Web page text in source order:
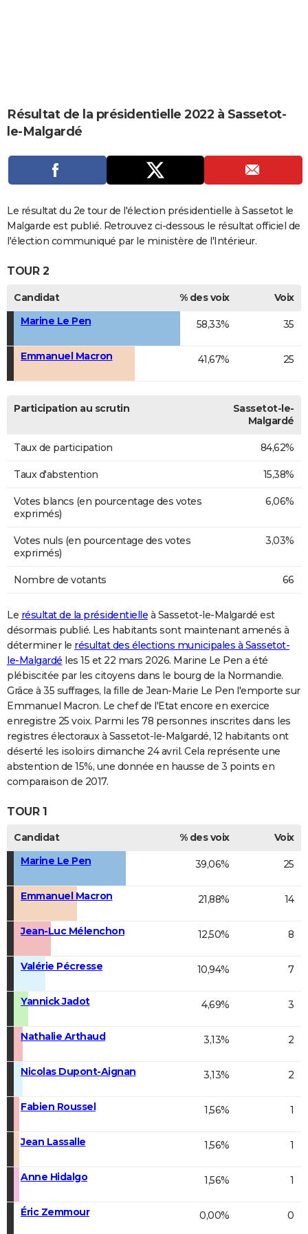
Carte de Noël
Carte Bonne année
Carte Saint-Valentin
Carte Pâques
Carte d'anniversaire
DICTIONNAIRE
PROGRAMME TV
COPAINS D'AVANT
S'inscrire
Se connecter
Lycées
Collèges
Primaires
Universités
Entreprises
Service militaire
Avis de recherche
AVIS DE DÉCÈS
FORUM
Bricolage
Lifestyle
Culture
Sport
Auto
Television
Voyage
Cinema
Résultat de la présidentielle 2022 à Sassetot-
le-Malgardé
Le résultat du 2e tour de l'élection présidentielle à Sassetot le
Malgarde est publié. Retrouvez ci-dessous le résultat officiel de
l'élection communiqué par le ministère de l'Intérieur.
TOUR 2
Candidat % des voix
Voix
Marine Le Pen
58,33% 35
Emmanuel Macron 41,67% 25
Participation au scrutin
Sassetot-le-
Malgardé
Taux de participation 84,62%
Taux d'abstention 15,38%
Votes blancs (en pourcentage des votes
exprimés)
6,06%
Votes nuls (en pourcentage des votes
exprimés)
3,03%
Nombre de votants 66
Le résultat de la présidentielle à Sassetot-le-Malgardé est
désormais publié. Les habitants sont maintenant amenés à
déterminer le résultat des élections municipales à Sassetot-
le-Malgardé les 15 et 22 mars 2026. Marine Le Pen a été
plébiscitée par les citoyens dans le bourg de la Normandie.
Grâce à 35 suffrages, la fille de Jean-Marie Le Pen l'emporte sur
Emmanuel Macron. Le chef de l'Etat encore en exercice
enregistre 25 voix. Parmi les 78 personnes inscrites dans les
registres électoraux à Sassetot-le-Malgardé, 12 habitants ont
déserté les isoloirs dimanche 24 avril. Cela représente une
abstention de 15%, une donnée en hausse de 3 points en
comparaison de 2017.
TOUR 1
Candidat % des voix
Voix
Marine Le Pen
39,06% 25
Emmanuel Macron 21,88% 14
Jean-Luc Mélenchon 12,50% 8
Valérie Pécresse 10,94% 7
Yannick Jadot 4,69% 3
Nathalie Arthaud 3,13% 2
Nicolas Dupont-Aignan 3,13% 2
Fabien Roussel 1,56% 1
Jean Lassalle 1,56% 1
Anne Hidalgo 1,56% 1
Éric Zemmour 0,00% 0